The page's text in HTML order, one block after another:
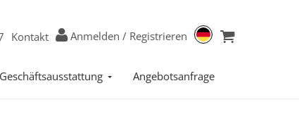
Kontakt Anmelden / Registrieren
Geschäftsausstattung Angebotsanfrage